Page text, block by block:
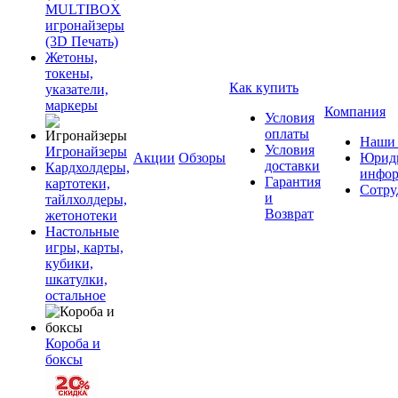
MULTIBOX
игронайзеры
(3D Печать)
Жетоны,
токены,
указатели,
маркеры
Игронайзеры
Кардхолдеры,
картотеки,
тайлхолдеры,
жетонотеки
Настольные
игры, карты,
кубики,
шкатулки,
остальное
Короба и
боксы
Акции Обзоры
Как купить
Условия
оплаты
Условия
доставки
Гарантия
и
Возврат
Компания
Наши